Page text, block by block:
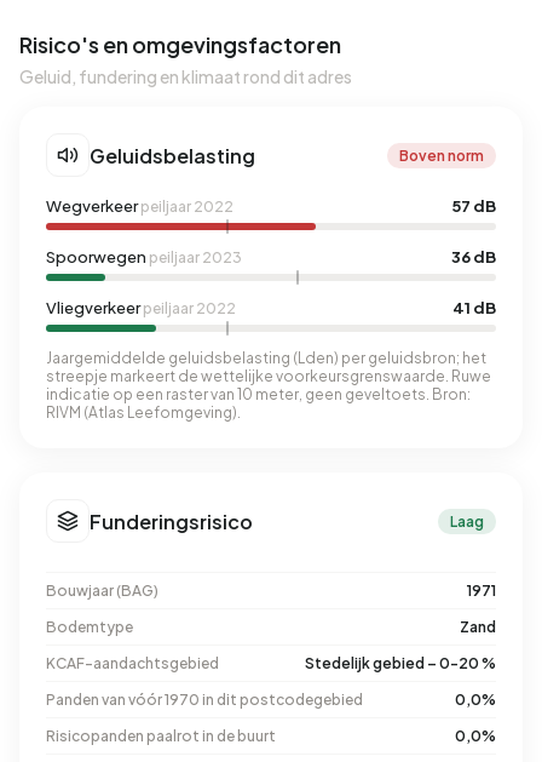
Risico's en omgevingsfactoren
Geluid, fundering en klimaat rond dit adres
Geluidsbelasting Boven norm
Wegverkeerpeiljaar 2022 57 dB
Spoorwegen peiljaar 2023 36 dB
Vliegverkeerpeiljaar 2022 41 dB
Jaargemiddelde geluidsbelasting (Lden) per geluidsbron; het
streepje markeert de wettelijke voorkeursgrenswaarde. Ruwe
indicatie op een raster van 10 meter, geen geveltoets. Bron:
RIVM (Atlas Leefomgeving).
Funderingsrisico Laag
Bouwjaar (BAG)
1971
Bodemtype
Zand
KCAF-aandachtsgebied
Stedelijk gebied – 0-20 %
Panden van vóór 1970 in dit postcodegebied
0,0%
Risicopanden paalrot in de buurt
0,0%